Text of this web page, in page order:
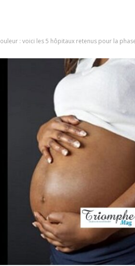
: voici les 5 hôpitaux retenus pour la